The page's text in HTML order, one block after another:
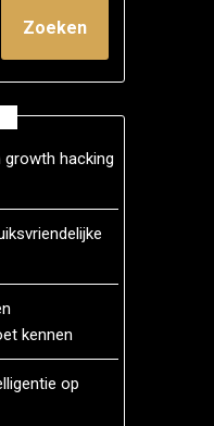
Zoeken
growth hacking
kennen
op